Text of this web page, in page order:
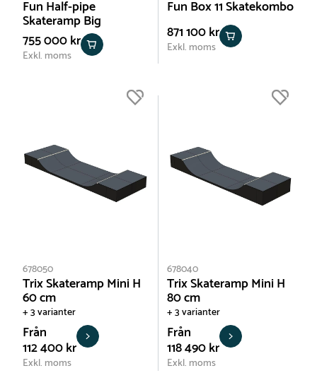
Fun Half-pipe
Skateramp Big
755 000 kr
Exkl. moms
Fun Box 11 Skatekombo
871 100 kr
Exkl. moms
678050
Trix Skateramp Mini H
60 cm
+ 3 varianter
Från
112 400 kr
Exkl. moms
678040
Trix Skateramp Mini H
80 cm
+ 3 varianter
Från
118 490 kr
Exkl. moms